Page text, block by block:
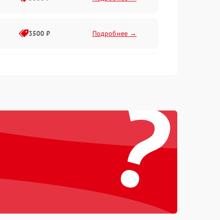
3500 ₽ Подробнее →
2000 ₽ Подробнее →
Подробнее →
Подробнее →
?